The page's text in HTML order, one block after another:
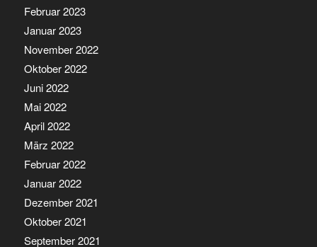
Februar 2023
Januar 2023
November 2022
Oktober 2022
Juni 2022
Mai 2022
April 2022
März 2022
Februar 2022
Januar 2022
Dezember 2021
Oktober 2021
September 2021